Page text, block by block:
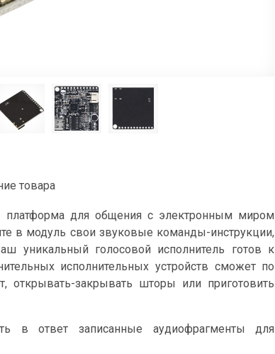
товара
платформа для общения с электронным миром
в модуль свои звуковые команды-инструкции,
уникальный голосовой исполнитель готов к
исполнительных устройств сможет по
закрывать шторы или приготовить
в ответ записанные аудиофрагменты для